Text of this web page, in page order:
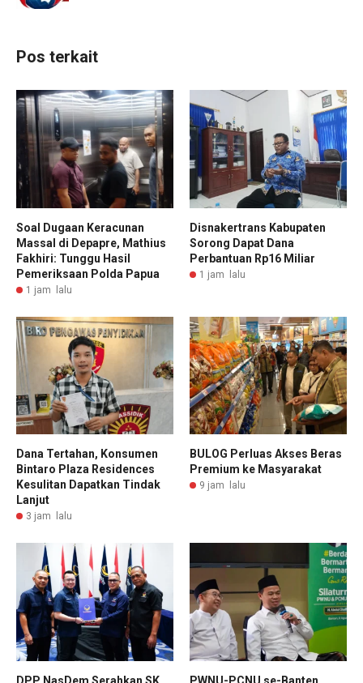
Pos terkait
Soal Dugaan Keracunan
Massal di Depapre, Mathius
Fakhiri: Tunggu Hasil
Pemeriksaan Polda Papua
1 jam lalu
Disnakertrans Kabupaten
Sorong Dapat Dana
Perbantuan Rp16 Miliar
1 jam lalu
Dana Tertahan, Konsumen
Bintaro Plaza Residences
Kesulitan Dapatkan Tindak
Lanjut
3 jam lalu
BULOG Perluas Akses Beras
Premium ke Masyarakat
9 jam lalu